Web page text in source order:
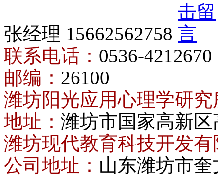
张经理 15662562758
联系电话： 0536-4212670
邮编： 26100
潍坊阳光应用心理学研究
地址： 潍坊市国家高新
潍坊现代教育科技开发有
公司地址： 山东潍坊市